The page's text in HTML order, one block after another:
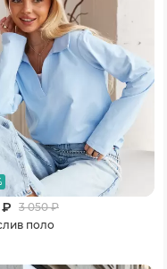
₽ 3 050₽
поло